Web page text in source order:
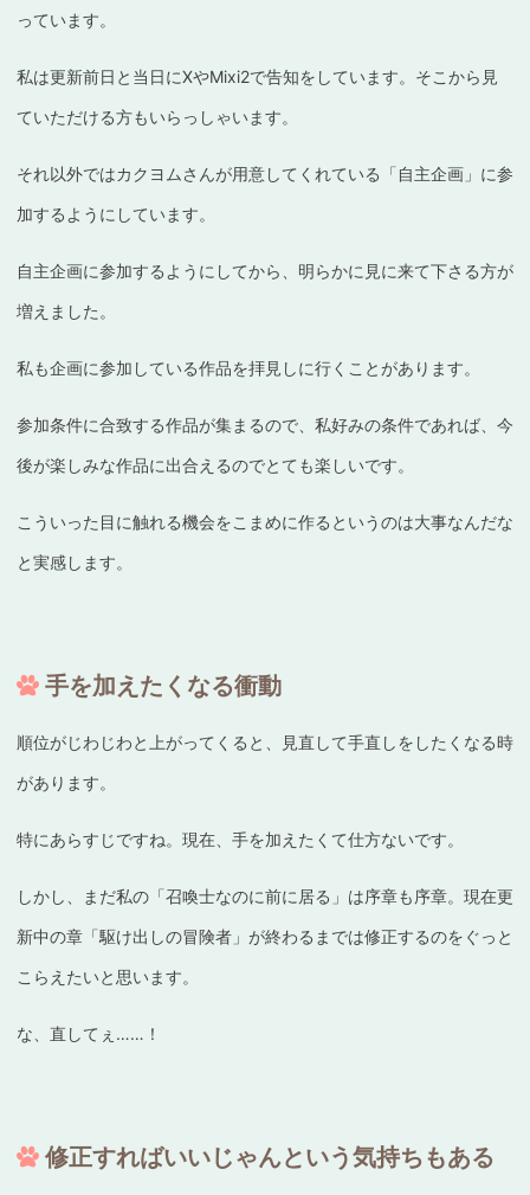
っています。
私は更新前日と当日にXやMixi2で告知をしています。そこから見
ていただける方もいらっしゃいます。
それ以外ではカクヨムさんが用意してくれている「自主企画」に参
加するようにしています。
自主企画に参加するようにしてから、明らかに見に来て下さる方が
増えました。
私も企画に参加している作品を拝見しに行くことがあります。
参加条件に合致する作品が集まるので、私好みの条件であれば、今
後が楽しみな作品に出合えるのでとても楽しいです。
こういった目に触れる機会をこまめに作るというのは大事なんだな
と実感します。
手を加えたくなる衝動
順位がじわじわと上がってくると、見直して手直しをしたくなる時
があります。
特にあらすじですね。現在、手を加えたくて仕方ないです。
しかし、まだ私の「召喚士なのに前に居る」は序章も序章。現在更
新中の章「駆け出しの冒険者」が終わるまでは修正するのをぐっと
こらえたいと思います。
な、直してぇ……！
修正すればいいじゃんという気持ちもある